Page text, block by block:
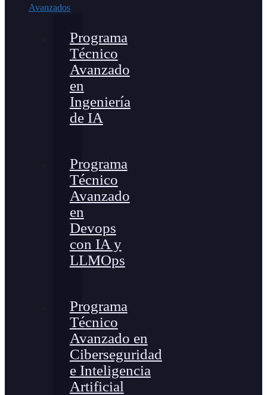
Avanzados
Programa
Técnico
Avanzado
en
Ingeniería
de IA
Programa
Técnico
Avanzado
en
Devops
con IA y
LLMOps
Programa
Técnico
Avanzado en
Ciberseguridad
e Inteligencia
Artificial